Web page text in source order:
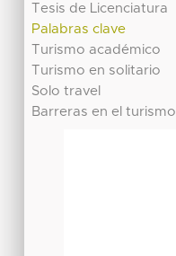
Tesis de Licenciatura
Palabras clave
Turismo académico
Turismo en solitario
Solo travel
Barreras en el turismo